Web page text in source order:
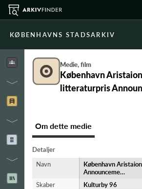
KØBENHAVNS STADSARKIV
Medie, film
København
litteraturpris
Om dette medie
Detaljer
Navn
København
Announceme…
Skaber
Kulturby 96